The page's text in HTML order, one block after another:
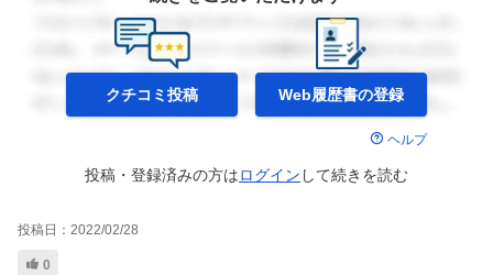
クチコミ投稿 Web履歴書の登録
ヘルプ
投稿・登録済みの方はログイン して続きを読む
投稿日： 2022/02/28
0